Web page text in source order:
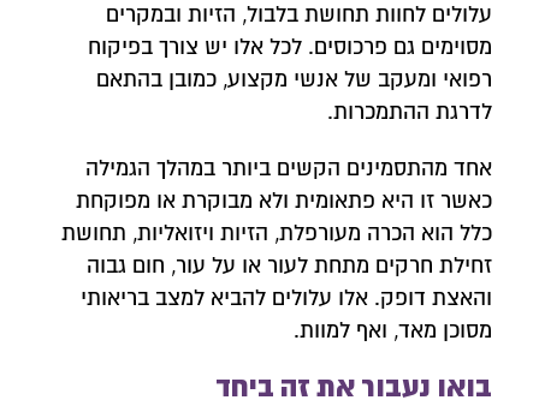
צרו איתנו קשר
השאירו פרטים ונחזור אליכם לשיחת יעוץ אנונימית
עלולים לחוות תחושת בלבול, הזיות ובמקרים
מסוימים גם פרכוסים. לכל אלו יש צורך בפיקוח
רפואי ומעקב של אנשי מקצוע, כמובן בהתאם
לדרגת ההתמכרות.
אחד מהתסמינים הקשים ביותר במהלך הגמילה
כאשר זו היא פתאומית ולא מבוקרת או מפוקחת
כלל הוא הכרה מעורפלת, הזיות ויזואליות, תחושת
זחילת חרקים מתחת לעור או על עור, חום גבוה
והאצת דופק. אלו עלולים להביא למצב בריאותי
מסוכן מאד, ואף למוות.
בואו נעבור את זה ביחד